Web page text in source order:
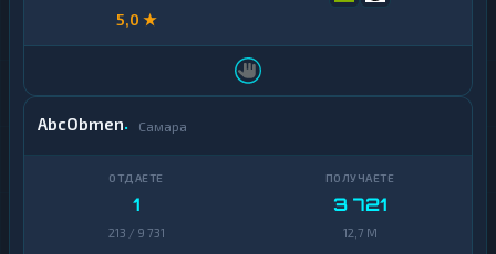
5,0 ★
AbcObmen Самара
1
213 / 9 731
3 721
12,7 M